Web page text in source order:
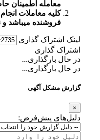
معامله اطمینان حاصل
کلیه معاملات انجام
فروشنده میباشد و
لینک اشتراک گذاری
اشتراک گذاری
در حال بارگذاری...
در حال بارگذاری...
گزارش مشکل آگهی
دلیل‌های پیش‌فرض: